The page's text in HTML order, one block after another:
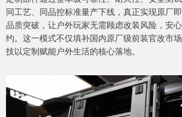
同工艺、同品控标准量产下线，真正实现原厂
品质突破，让户外玩家无需顾虑改装风险，安
约。这一模式不仅填补国内原厂级前装官改市
技以定制赋能户外生活的核心落地。